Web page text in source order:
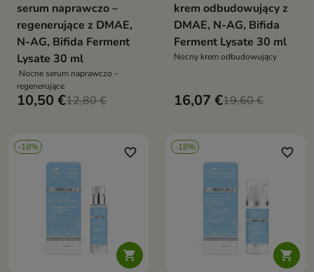
serum naprawczo –
regenerujące z DMAE,
N-AG, Bifida Ferment
Lysate 30 ml
Nocne serum naprawczo –
regenerujące
10,50 €12,80 €
krem odbudowujący z
DMAE, N-AG, Bifida
Ferment Lysate 30 ml
Nocny krem odbudowujący
16,07 €19,60 €
-18%

favorite_border -18%

favorite_border